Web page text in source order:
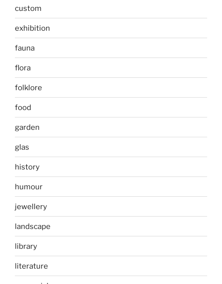
custom
exhibition
fauna
flora
folklore
food
garden
glas
history
humour
jewellery
landscape
library
literature